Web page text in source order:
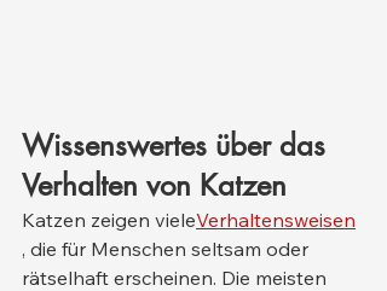
Wissenswertes über das
Verhalten von Katzen
Katzen zeigen vieleVerhaltensweisen
, die für Menschen seltsam oder
rätselhaft erscheinen. Die meisten